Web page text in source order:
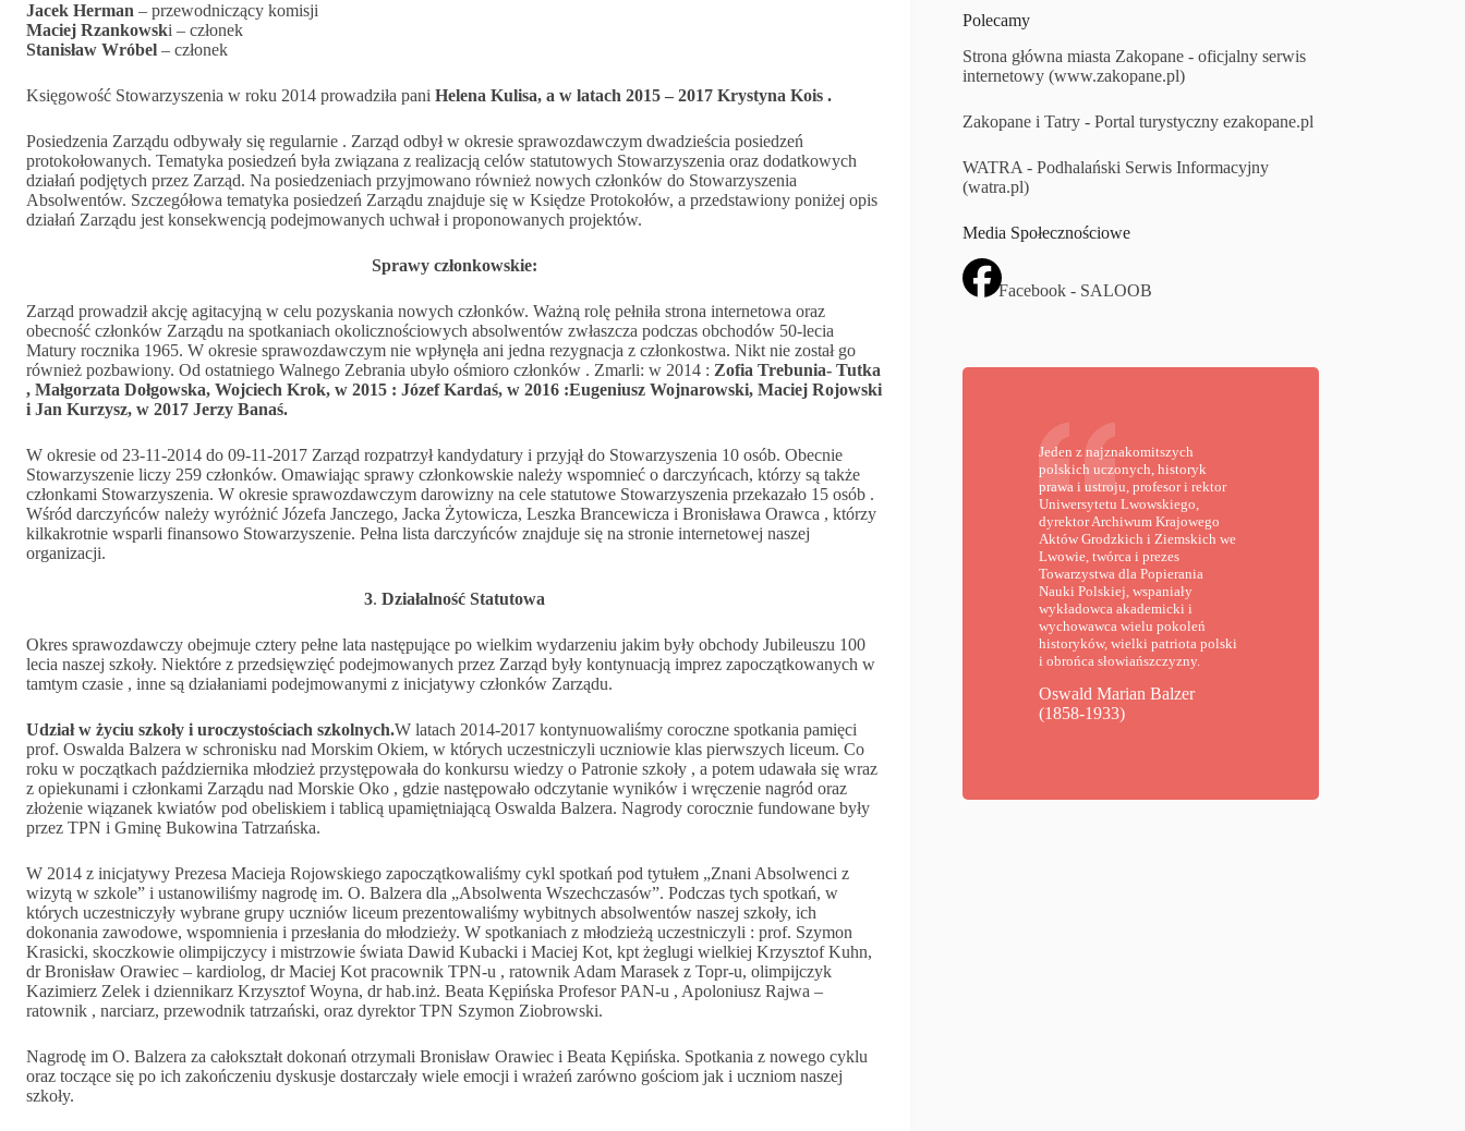
Jacek Herman – przewodniczący komisji
Maciej Rzankowski – członek
Stanisław Wróbel – członek
Księgowość Stowarzyszenia w roku 2014 prowadziła pani Helena Kulisa, a w latach 2015 – 2017 Krystyna Kois .
Posiedzenia Zarządu odbywały się regularnie . Zarząd odbył w okresie sprawozdawczym dwadzieścia posiedzeń
protokołowanych. Tematyka posiedzeń była związana z realizacją celów statutowych Stowarzyszenia oraz dodatkowych
działań podjętych przez Zarząd. Na posiedzeniach przyjmowano również nowych członków do Stowarzyszenia
Absolwentów. Szczegółowa tematyka posiedzeń Zarządu znajduje się w Księdze Protokołów, a przedstawiony poniżej opis
działań Zarządu jest konsekwencją podejmowanych uchwał i proponowanych projektów.
Sprawy członkowskie:
Zarząd prowadził akcję agitacyjną w celu pozyskania nowych członków. Ważną rolę pełniła strona internetowa oraz
obecność członków Zarządu na spotkaniach okolicznościowych absolwentów zwłaszcza podczas obchodów 50-lecia
Matury rocznika 1965. W okresie sprawozdawczym nie wpłynęła ani jedna rezygnacja z członkostwa. Nikt nie został go
również pozbawiony. Od ostatniego Walnego Zebrania ubyło ośmioro członków . Zmarli: w 2014 : Zofia Trebunia- Tutka
, Małgorzata Dołgowska, Wojciech Krok, w 2015 : Józef Kardaś, w 2016 :Eugeniusz Wojnarowski, Maciej Rojowski
i Jan Kurzysz, w 2017 Jerzy Banaś.
W okresie od 23-11-2014 do 09-11-2017 Zarząd rozpatrzył kandydatury i przyjął do Stowarzyszenia 10 osób. Obecnie
Stowarzyszenie liczy 259 członków. Omawiając sprawy członkowskie należy wspomnieć o darczyńcach, którzy są także
członkami Stowarzyszenia. W okresie sprawozdawczym darowizny na cele statutowe Stowarzyszenia przekazało 15 osób .
Wśród darczyńców należy wyróżnić Józefa Janczego, Jacka Żytowicza, Leszka Brancewicza i Bronisława Orawca , którzy
kilkakrotnie wsparli finansowo Stowarzyszenie. Pełna lista darczyńców znajduje się na stronie internetowej naszej
organizacji.
3.Działalność Statutowa
Okres sprawozdawczy obejmuje cztery pełne lata następujące po wielkim wydarzeniu jakim były obchody Jubileuszu 100
lecia naszej szkoły. Niektóre z przedsięwzięć podejmowanych przez Zarząd były kontynuacją imprez zapoczątkowanych w
tamtym czasie , inne są działaniami podejmowanymi z inicjatywy członków Zarządu.
Udział w życiu szkoły i uroczystościach szkolnych.W latach 2014-2017 kontynuowaliśmy coroczne spotkania pamięci
prof. Oswalda Balzera w schronisku nad Morskim Okiem, w których uczestniczyli uczniowie klas pierwszych liceum. Co
roku w początkach października młodzież przystępowała do konkursu wiedzy o Patronie szkoły , a potem udawała się wraz
z opiekunami i członkami Zarządu nad Morskie Oko , gdzie następowało odczytanie wyników i wręczenie nagród oraz
złożenie wiązanek kwiatów pod obeliskiem i tablicą upamiętniającą Oswalda Balzera. Nagrody corocznie fundowane były
przez TPN i Gminę Bukowina Tatrzańska.
W 2014 z inicjatywy Prezesa Macieja Rojowskiego zapoczątkowaliśmy cykl spotkań pod tytułem „Znani Absolwenci z
wizytą w szkole” i ustanowiliśmy nagrodę im. O. Balzera dla „Absolwenta Wszechczasów”. Podczas tych spotkań, w
których uczestniczyły wybrane grupy uczniów liceum prezentowaliśmy wybitnych absolwentów naszej szkoły, ich
dokonania zawodowe, wspomnienia i przesłania do młodzieży. W spotkaniach z młodzieżą uczestniczyli : prof. Szymon
Krasicki, skoczkowie olimpijczycy i mistrzowie świata Dawid Kubacki i Maciej Kot, kpt żeglugi wielkiej Krzysztof Kuhn,
dr Bronisław Orawiec – kardiolog, dr Maciej Kot pracownik TPN-u , ratownik Adam Marasek z Topr-u, olimpijczyk
Kazimierz Zelek i dziennikarz Krzysztof Woyna, dr hab.inż. Beata Kępińska Profesor PAN-u , Apoloniusz Rajwa –
ratownik , narciarz, przewodnik tatrzański, oraz dyrektor TPN Szymon Ziobrowski.
Nagrodę im O. Balzera za całokształt dokonań otrzymali Bronisław Orawiec i Beata Kępińska. Spotkania z nowego cyklu
oraz toczące się po ich zakończeniu dyskusje dostarczały wiele emocji i wrażeń zarówno gościom jak i uczniom naszej
szkoły.
Polecamy
Strona główna miasta Zakopane - oficjalny serwis
internetowy (www.zakopane.pl)
Zakopane i Tatry - Portal turystyczny ezakopane.pl
WATRA - Podhalański Serwis Informacyjny
(watra.pl)
Media Społecznościowe
Facebook - SALOOB
Jeden z najznakomitszych
polskich uczonych, historyk
prawa i ustroju, profesor i rektor
Uniwersytetu Lwowskiego,
dyrektor Archiwum Krajowego
Aktów Grodzkich i Ziemskich we
Lwowie, twórca i prezes
Towarzystwa dla Popierania
Nauki Polskiej, wspaniały
wykładowca akademicki i
wychowawca wielu pokoleń
historyków, wielki patriota polski
i obrońca słowiańszczyzny.
Oswald Marian Balzer
(1858-1933)